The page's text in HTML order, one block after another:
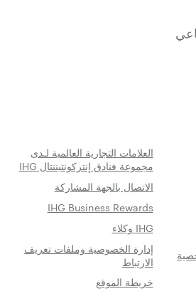
العلامات التجارية العالمية لـدى
مجموعة فنادق إنتركونتيننتال IHG
الاتصال بالجهة المشاركة
IHG Business Rewards
IHG وكلاء
إدارة الخصوصية وملفات تعريف
الارتباط
خريطة الموقع